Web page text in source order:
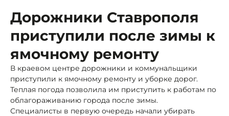
Дорожники Ставрополя
приступили после зимы к
ямочному ремонту
В краевом центре дорожники и коммунальщики
приступили к ямочному ремонту и уборке дорог.
Теплая погода позволила им приступить к работам по
облагораживанию города после зимы.
Специалисты в первую очередь начали убирать